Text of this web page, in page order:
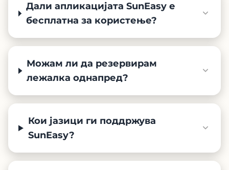
Дали апликацијата SunEasy е
бесплатна за користење?
Можам ли да резервирам
лежалка однапред?
Кои јазици ги поддржува
SunEasy?